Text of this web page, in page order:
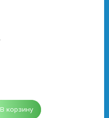
В корзину